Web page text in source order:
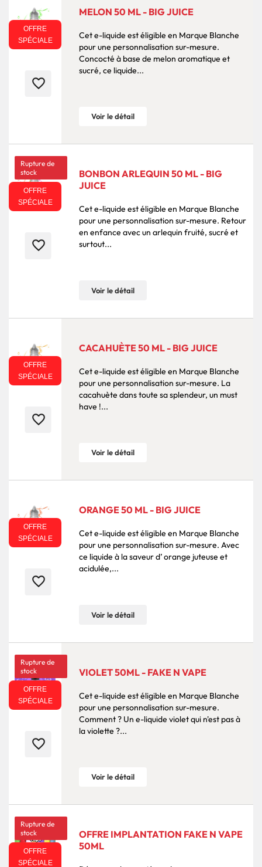
OFFRE
SPÉCIALE
favorite_border
MELON 50 ML - BIG JUICE
Cet e-liquide est éligible en Marque Blanche
pour une personnalisation sur-mesure.
Concocté à base de melon aromatique et
sucré, ce liquide...
Voir le détail
OFFRE
SPÉCIALE
Rupture de
stock
favorite_border
BONBON ARLEQUIN 50 ML - BIG
JUICE
Cet e-liquide est éligible en Marque Blanche
pour une personnalisation sur-mesure. Retour
en enfance avec un arlequin fruité, sucré et
surtout...
Voir le détail
OFFRE
SPÉCIALE
favorite_border
CACAHUÈTE 50 ML - BIG JUICE
Cet e-liquide est éligible en Marque Blanche
pour une personnalisation sur-mesure. La
cacahuète dans toute sa splendeur, un must
have !...
Voir le détail
OFFRE
SPÉCIALE
favorite_border
ORANGE 50 ML - BIG JUICE
Cet e-liquide est éligible en Marque Blanche
pour une personnalisation sur-mesure. Avec
ce liquide à la saveur d’ orange juteuse et
acidulée,...
Voir le détail
OFFRE
SPÉCIALE
Rupture de
stock
favorite_border
VIOLET 50ML - FAKE N VAPE
Cet e-liquide est éligible en Marque Blanche
pour une personnalisation sur-mesure.
Comment ? Un e-liquide violet qui n'est pas à
la violette ?...
Voir le détail
OFFRE
SPÉCIALE
Rupture de
stock
OFFRE IMPLANTATION FAKE N VAPE
50ML